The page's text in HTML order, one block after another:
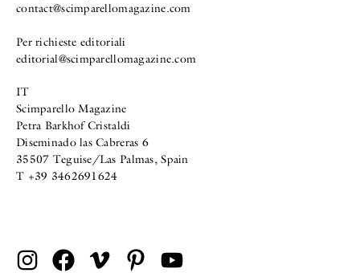
contact@scimparellomagazine.com
Per richieste editoriali
editorial@scimparellomagazine.com
IT
Scimparello Magazine
Petra Barkhof Cristaldi
Diseminado las Cabreras 6
35507 Teguise/Las Palmas, Spain
T +39 3462691624